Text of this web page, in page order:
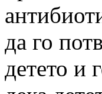
да го
детето и